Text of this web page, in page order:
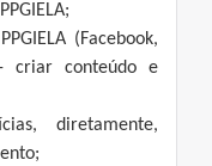
(Facebook,
criar conteúdo e
diretamente,